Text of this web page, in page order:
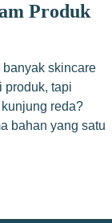
Produk
banyak skincare
produk, tapi
reda?
bahan yang satu